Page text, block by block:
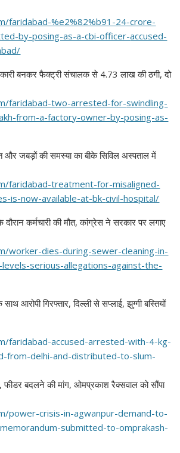
faridabad-%e2%82%b91-24-crore-
by-posing-as-a-cbi-officer-accused-
बनकर फैक्ट्री संचालक से 4.73 लाख की ठगी, दो
faridabad-two-arrested-for-swindling-
from-a-factory-owner-by-posing-as-
और जबड़ों की समस्या का बीके सिविल अस्पताल में
faridabad-treatment-for-misaligned-
is-now-available-at-bk-civil-hospital/
दौरान कर्मचारी की मौत, कांग्रेस ने सरकार पर लगाए
worker-dies-during-sewer-cleaning-in-
levels-serious-allegations-against-the-
आरोपी गिरफ्तार, दिल्ली से सप्लाई, झुग्गी बस्तियों
faridabad-accused-arrested-with-4-kg-
from-delhi-and-distributed-to-slum-
बदलने की मांग, ओमप्रकाश रैक्सवाल को सौंपा
power-crisis-in-agwanpur-demand-to-
submitted-to-omprakash-